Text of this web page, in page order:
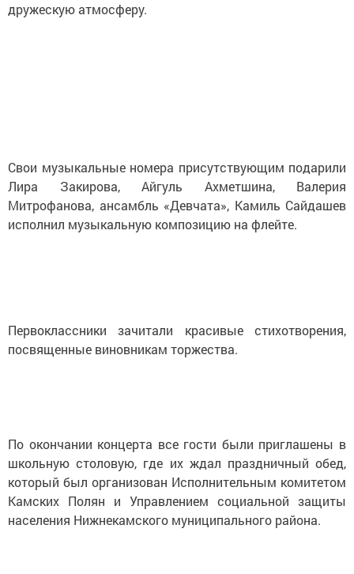
дружескую атмосферу.
Свои музыкальные номера присутствующим подарили
Лира Закирова, Айгуль Ахметшина, Валерия
Митрофанова, ансамбль «Девчата», Камиль Сайдашев
исполнил музыкальную композицию на флейте.
Первоклассники зачитали красивые стихотворения,
посвященные виновникам торжества.
По окончании концерта все гости были приглашены в
школьную столовую, где их ждал праздничный обед,
который был организован Исполнительным комитетом
Камских Полян и Управлением социальной защиты
населения Нижнекамского муниципального района.